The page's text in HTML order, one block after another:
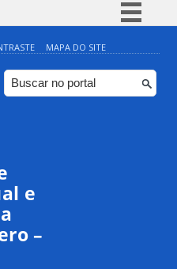
Simplifique!
Comunica BR
Participe
MAPA DO SITE
e
–